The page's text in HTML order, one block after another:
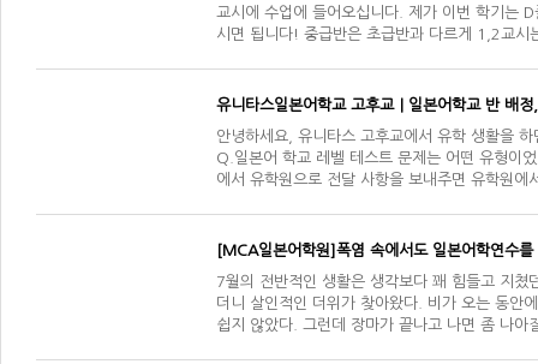
교시에 수업에 들어오십니다. 제가 이번 학기는
시면 됩니다! 중급반은 초급반과 다르게 1,2교시
유니타스일본어학교 고후교｜일본어학교 반 배
안녕하세요, 유니타스 고후교에서 유학 생활을
Q.일본어 학교 레벨 테스트 문제는 어떤 유형이
에서 유학원으로 전달 사항을 보내주면 유학원
[MCA일본어학원]폭염 속에서도 일본어학연수
7월의 전반적인 생활은 생각보다 꽤 힘들고 지
더니 살인적인 더위가 찾아왔다. 비가 오는 동안
쉽지 않았다. 그런데 장마가 끝나고 나면 좀 나